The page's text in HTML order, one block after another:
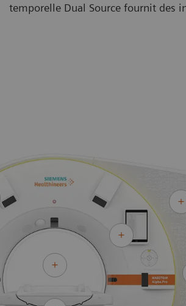
temporelle Dual Source fournit des